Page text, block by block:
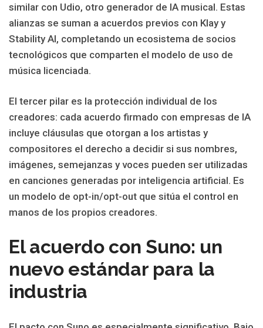
similar con Udio, otro generador de IA musical. Estas
alianzas se suman a acuerdos previos con Klay y
Stability AI, completando un ecosistema de socios
tecnológicos que comparten el modelo de uso de
música licenciada.
El tercer pilar es la protección individual de los
creadores: cada acuerdo firmado con empresas de IA
incluye cláusulas que otorgan a los artistas y
compositores el derecho a decidir si sus nombres,
imágenes, semejanzas y voces pueden ser utilizadas
en canciones generadas por inteligencia artificial. Es
un modelo de opt-in/opt-out que sitúa el control en
manos de los propios creadores.
El acuerdo con Suno: un
nuevo estándar para la
industria